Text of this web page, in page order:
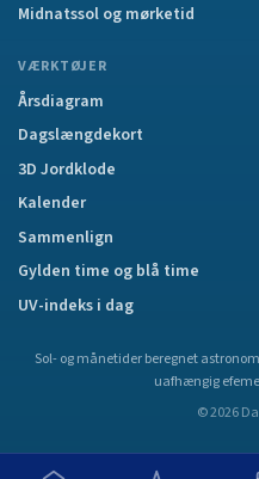
Midnatssol og mørketid
VÆRKTØJER
Årsdiagram
Dagslængdekort
3D Jordklode
Kalender
Sammenlign
Gylden time og blå time
UV-indeks i dag
Sol- og månetider beregnet
uafhængig
©2026